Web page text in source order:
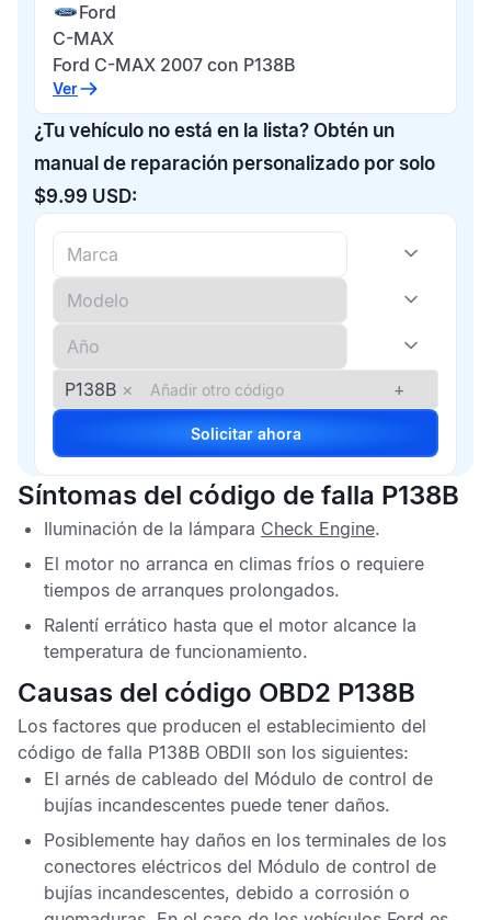
Ford
C-MAX
Ford C-MAX 2007 con P138B
Ver
¿Tu vehículo no está en la lista? Obtén un
manual de reparación personalizado por solo
$9.99 USD:
P138B × +
Solicitar ahora
Síntomas del código de falla P138B
Iluminación de la lámpara Check Engine.
El motor no arranca en climas fríos o requiere
tiempos de arranques prolongados.
Ralentí errático hasta que el motor alcance la
temperatura de funcionamiento.
Causas del código OBD2 P138B
Los factores que producen el establecimiento del
código de falla P138B OBDII son los siguientes:
El arnés de cableado del Módulo de control de
bujías incandescentes puede tener daños.
Posiblemente hay daños en los terminales de los
conectores eléctricos del Módulo de control de
bujías incandescentes, debido a corrosión o